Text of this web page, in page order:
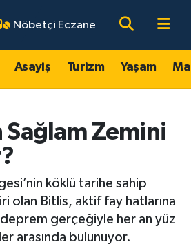
Nöbetçi Eczane
Asayiş Turizm Yaşam
Sağlam Zemini
köklü tarihe sahip
olan Bitlis, aktif fay hatlarına
deprem gerçeğiyle her an yüz
arasında bulunuyor.
Eczaneler
Vakitleri
Haritası
Durumu ve Fikstür